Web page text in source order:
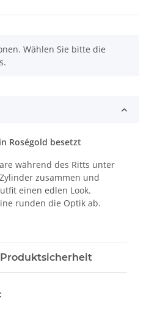
Wählen Sie bitte die
Roségold besetzt
während des Ritts unter
zusammen und
einen edlen Look.
runden die Optik ab.